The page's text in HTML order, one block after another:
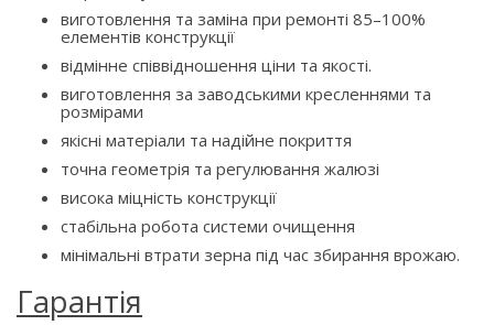
виготовлення та заміна при ремонті 85–100%
елементів конструкції
відмінне співвідношення ціни та якості.
виготовлення за заводськими кресленнями та
розмірами
якісні матеріали та надійне покриття
точна геометрія та регулювання жалюзі
висока міцність конструкції
стабільна робота системи очищення
мінімальні втрати зерна під час збирання врожаю.
Гарантія